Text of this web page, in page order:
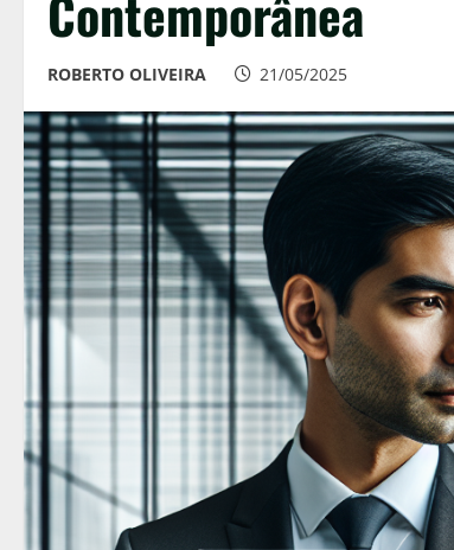
ROBERTO OLIVEIRA 21/05/2025